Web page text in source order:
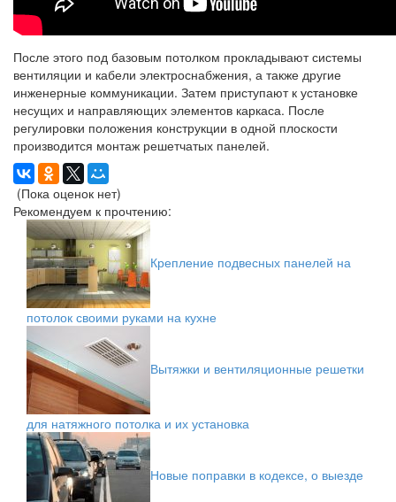
После этого под базовым потолком прокладывают системы
вентиляции и кабели электроснабжения, а также другие
инженерные коммуникации. Затем приступают к установке
несущих и направляющих элементов каркаса. После
регулировки положения конструкции в одной плоскости
производится монтаж решетчатых панелей.
(Пока оценок нет)
Рекомендуем к прочтению:
Крепление подвесных панелей на
потолок своими руками на кухне
Вытяжки и вентиляционные решетки
для натяжного потолка и их установка
Новые поправки в кодексе, о выезде